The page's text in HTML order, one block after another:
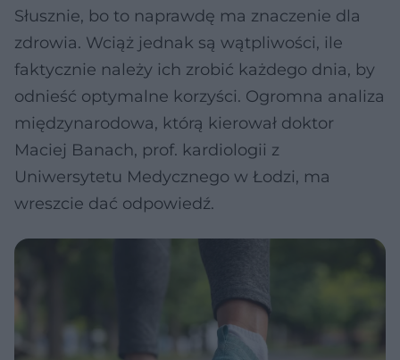
Słusznie, bo to naprawdę ma znaczenie dla
zdrowia. Wciąż jednak są wątpliwości, ile
faktycznie należy ich zrobić każdego dnia, by
odnieść optymalne korzyści. Ogromna analiza
międzynarodowa, którą kierował doktor
Maciej Banach, prof. kardiologii z
Uniwersytetu Medycznego w Łodzi, ma
wreszcie dać odpowiedź.